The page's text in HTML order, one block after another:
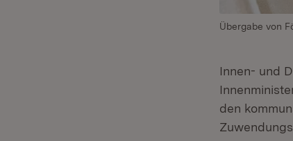
Übergabe von
Innen- und
den